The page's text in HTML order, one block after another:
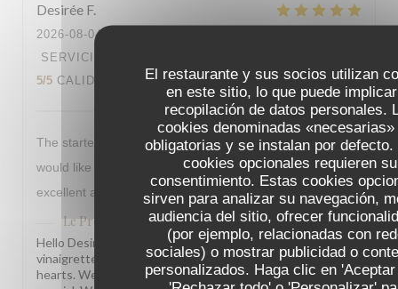
El restaurante y sus socios utilizan
en este sitio, lo que puede
recopilación de datos personales.
cookies denominadas «necesarias»
obligatorias y se instalan por defecto.
cookies opcionales requieren su
consentimiento. Estas cookies
sirven para analizar su navegación,
audiencia del sitio, ofrecer
(por ejemplo, relacionadas con
sociales) o mostrar publicidad o
personalizados. Haga clic en
Desirée F
2026-08-04
SERVICIO
5/5 CALIDAD / PRECIO: 4/5
The starter salad had the best vinaigrette I’ve ever had,
would like to share the recipe?! Service and food was
excellent and we’d highly recommend the restaurant.
Le Procope ha respondido a su opinión
Hello Desirée, What a joy to read this! Knowing our
vinaigrette left such a lasting impression truly warms our
hearts. We are so glad every aspect of your visit felt so